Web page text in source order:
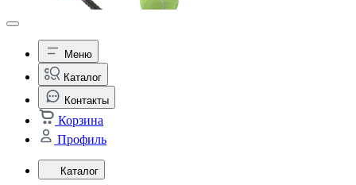
Меню
Каталог
Контакты
Корзина
Профиль
Каталог